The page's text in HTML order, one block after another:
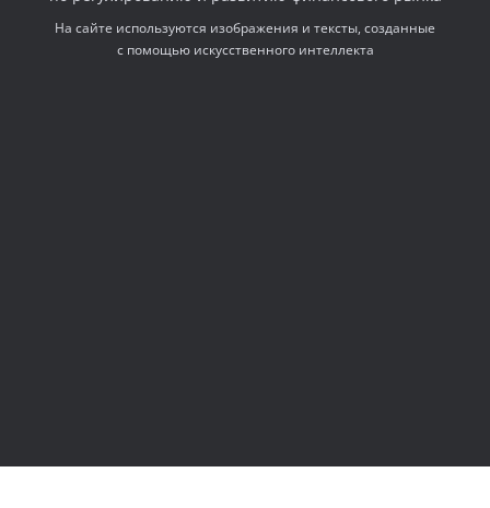
На сайте используются изображения и тексты, созданные
с помощью искусственного интеллекта